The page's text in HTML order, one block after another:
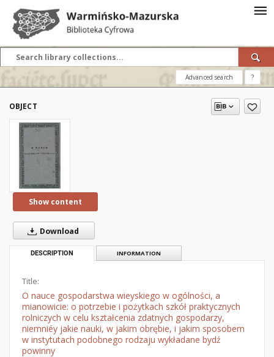
Advanced search ?
OBJECT
Show content
Download
DESCRIPTION INFORMATION
Title:
O nauce gospodarstwa wieyskiego w ogólności, a
mianowicie: o potrzebie i pożytkach szkół praktycznych
rolniczych w celu kształcenia zdatnych gospodarzy,
niemniéy jakie nauki, w jakim obrębie, i jakim sposobem
w instytutach podobnego rodzaju wykładane bydź
powinny